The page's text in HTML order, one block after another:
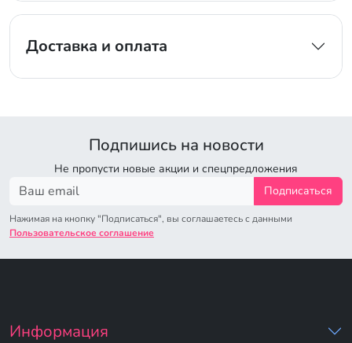
Доставка и оплата
Подпишись на новости
Не пропусти новые акции и спецпредложения
Подписаться
Нажимая на кнопку "Подписаться", вы соглашаетесь с данными
Пользовательское соглашение
Информация